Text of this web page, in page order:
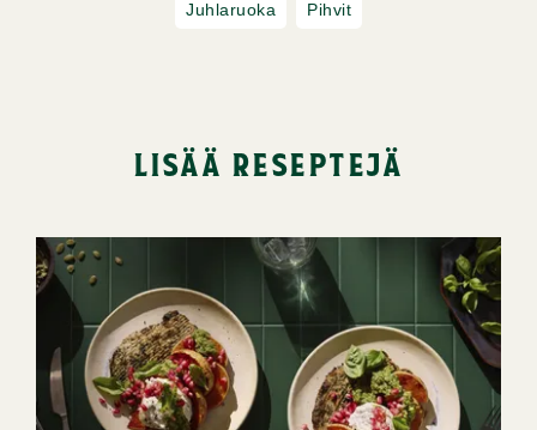
Juhlaruoka Pihvit
lisää reseptejä